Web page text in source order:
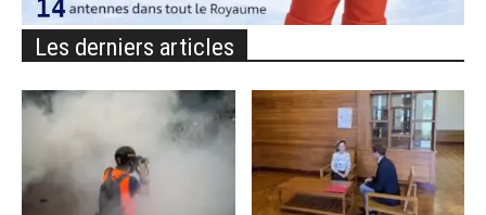
Les derniers articles